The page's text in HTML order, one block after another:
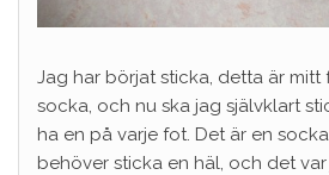
Jag har börjat sticka, detta är mitt
socka, och nu ska jag självklart
ha en på varje fot. Det är en
behöver sticka en häl, och det